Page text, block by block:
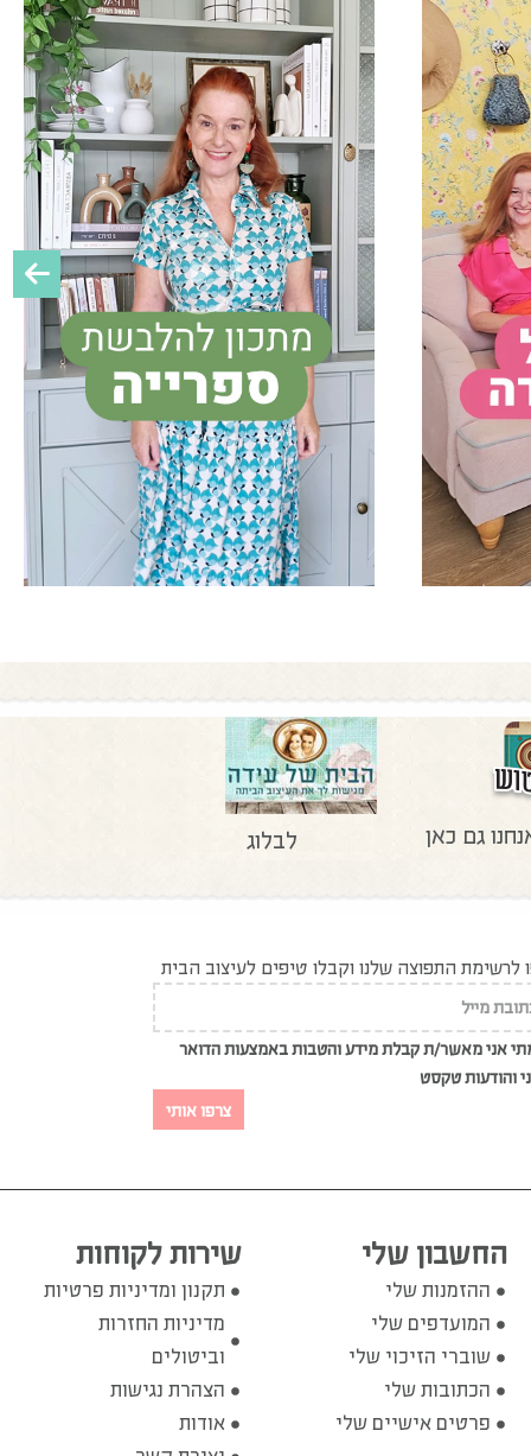
גם כאן לבלוג
לרשימת התפוצה שלנו וקבלו טיפים לעיצוב הבית
אני מאשר/ת קבלת מידע והטבות באמצעות הדואר
והודעות טקסט
צרפו אותי
החשבון שלי
ההזמנות שלי
המועדפים שלי
שוברי הזיכוי שלי
הכתובות שלי
פרטים אישיים שלי
שירות לקוחות
תקנון ומדיניות פרטיות
מדיניות החזרות
וביטולים
הצהרת נגישות
אודות